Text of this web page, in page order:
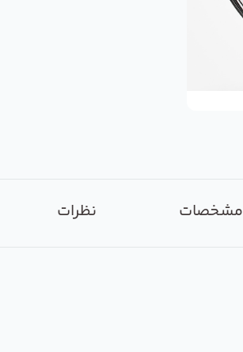
مشخصات نظرات